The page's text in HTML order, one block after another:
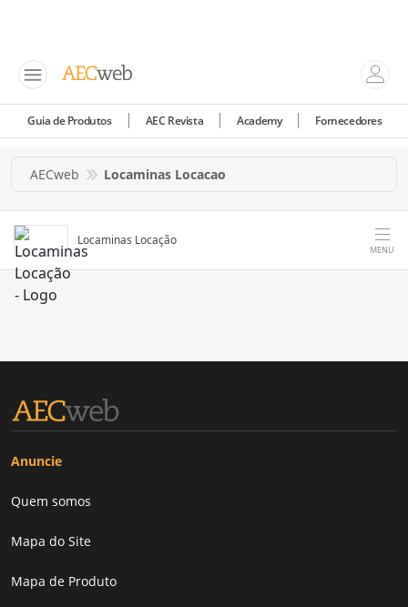
Guia de Produtos AEC Revista Academy Fornecedores
AECweb Locaminas Locacao
Locaminas Locação
MENU
Anuncie
Quem somos
Mapa do Site
Mapa de Produto